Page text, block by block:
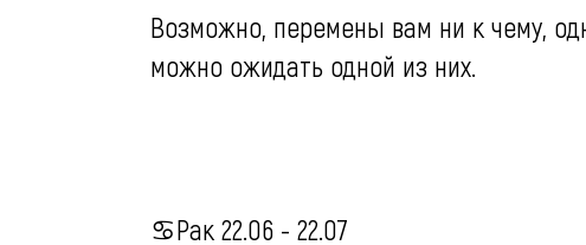
Возможно, перемены вам ни к чему,
можно ожидать одной из них.
♋️Рак 22.06 - 22.07